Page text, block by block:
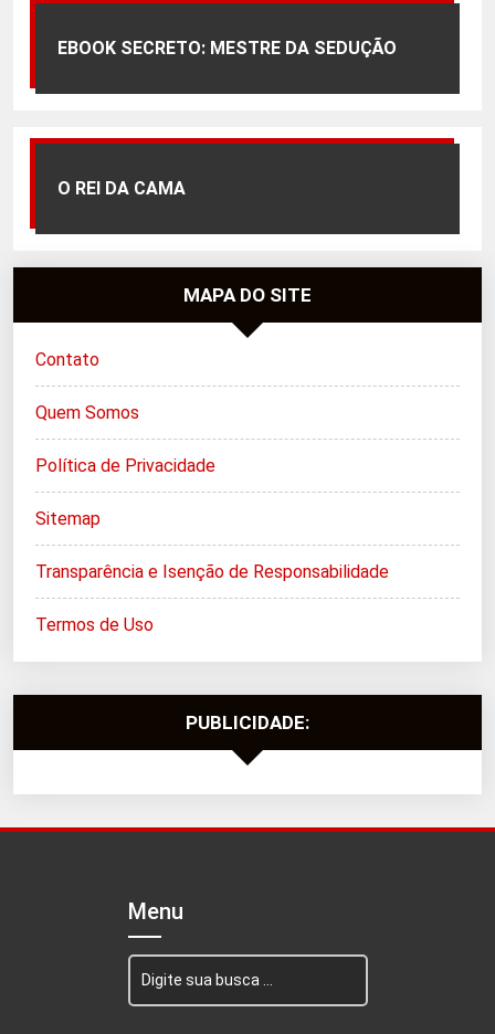
EBOOK SECRETO: MESTRE DA SEDUÇÃO
O REI DA CAMA
MAPA DO SITE
Contato
Quem Somos
Política de Privacidade
Sitemap
Transparência e Isenção de Responsabilidade
Termos de Uso
PUBLICIDADE:
Menu